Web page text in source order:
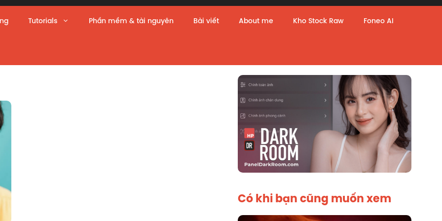
Tutorials Phần mềm & tài nguyên Bài viết About me Kho Stock Raw Foneo AI
Có khi bạn cũng muốn xem